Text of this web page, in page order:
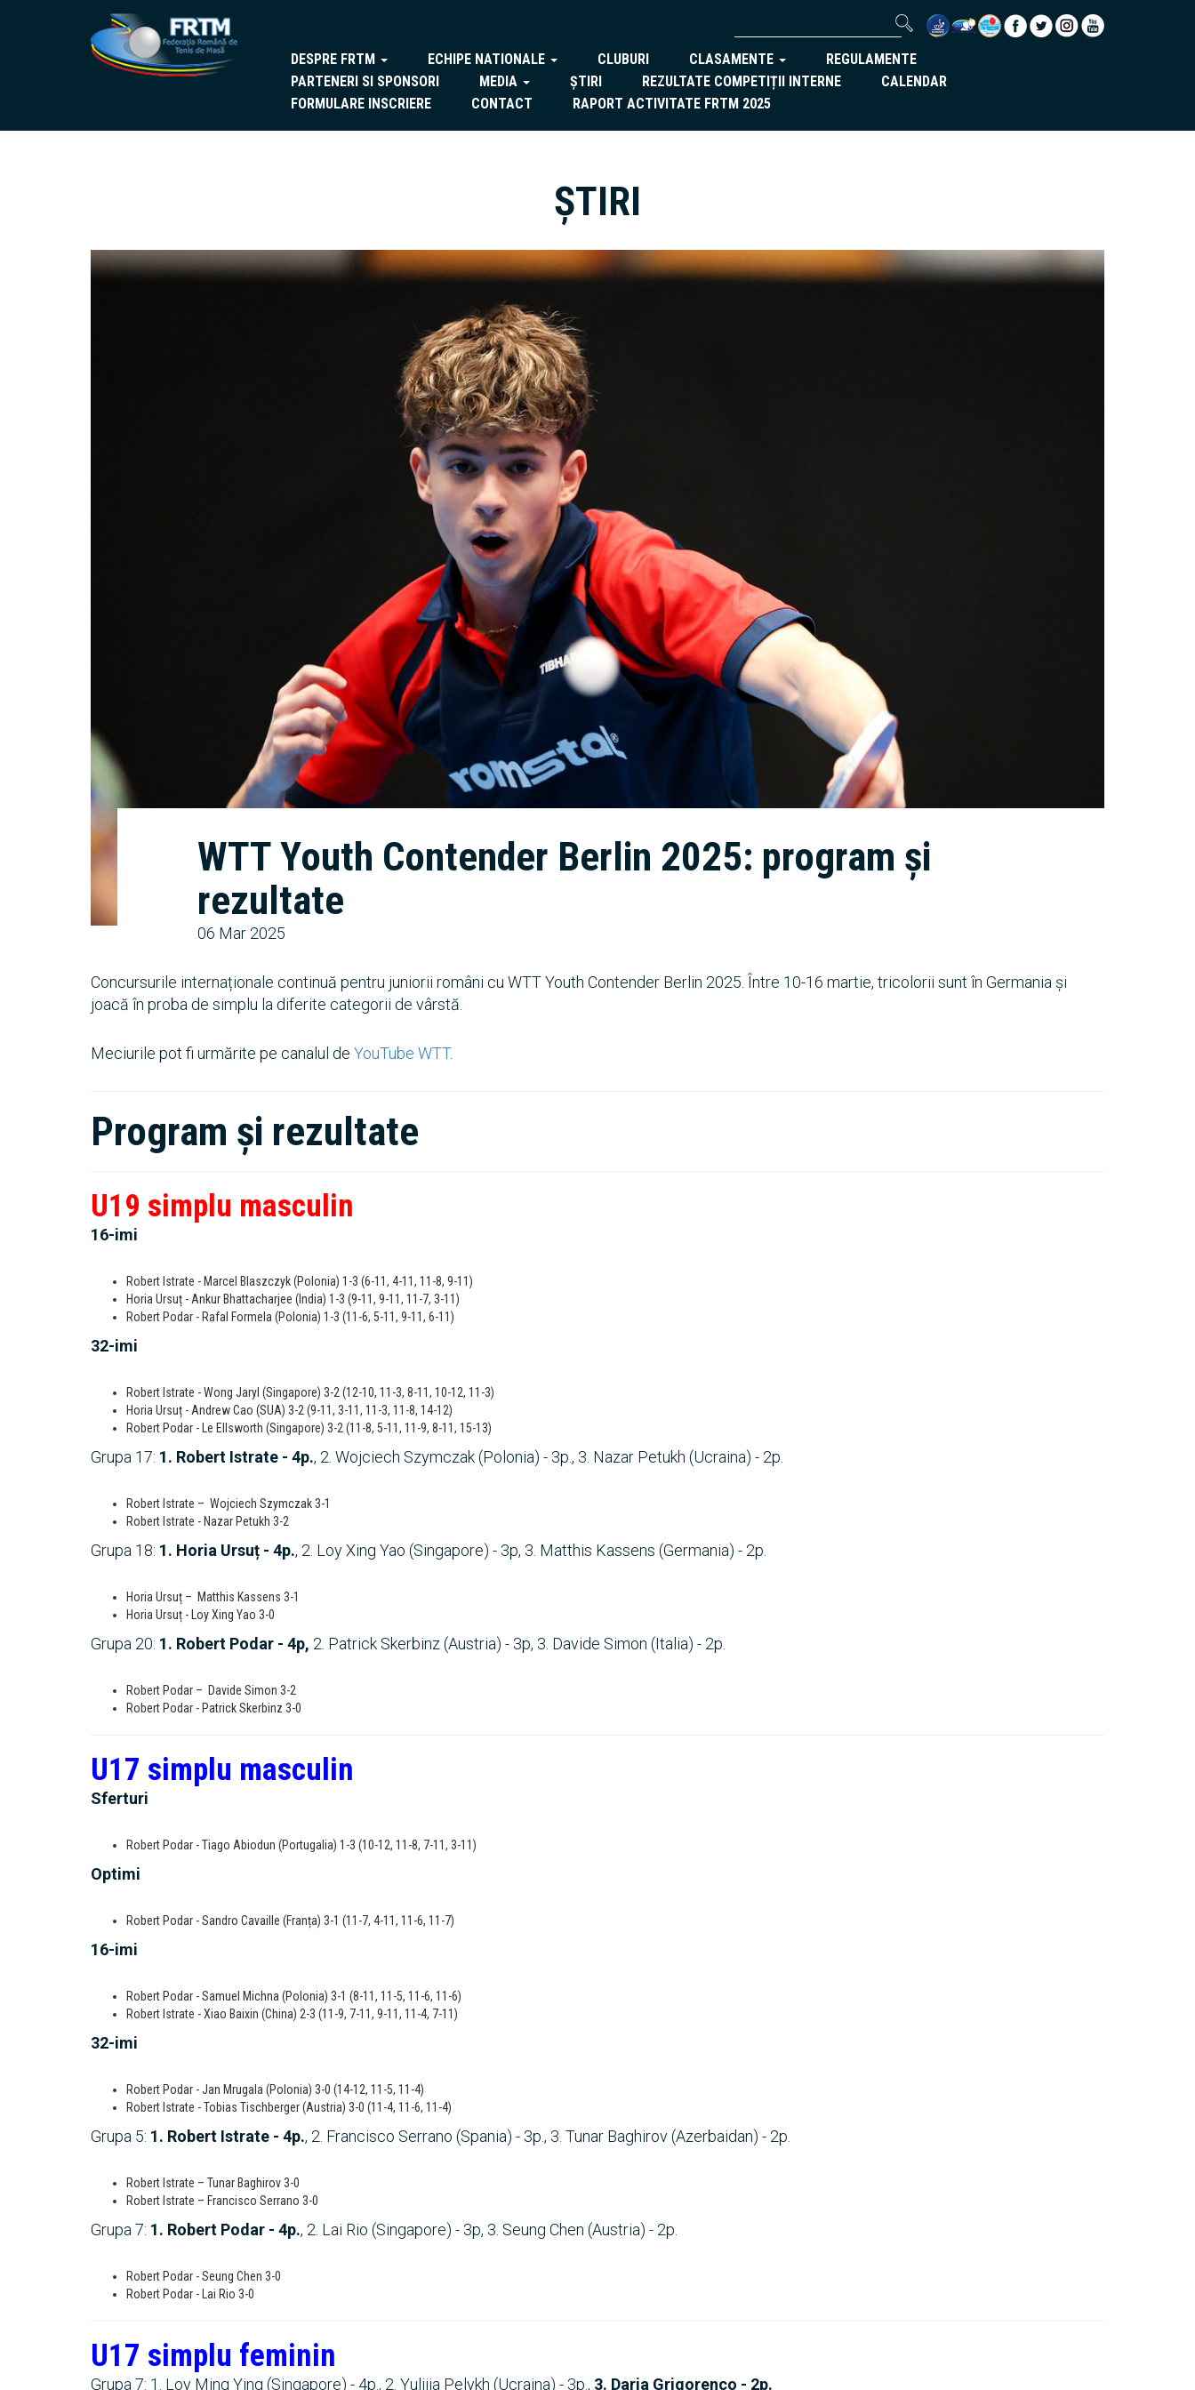
DESPRE FRTM ECHIPE NATIONALE CLUBURI CLASAMENTE
REGULAMENTE
PARTENERI SI SPONSORI
MEDIA ȘTIRI REZULTATE COMPETIȚII INTERNE
CALENDAR
FORMULARE INSCRIERE
CONTACT RAPORT ACTIVITATE FRTM 2025
ȘTIRI
WTT Youth Contender Berlin 2025: program și
rezultate
06 Mar 2025
Concursurile internaționale continuă pentru juniorii români cu WTT Youth Contender Berlin 2025. Între 10-16 martie, tricolorii sunt în Germania și
joacă în proba de simplu la diferite categorii de vârstă.
Meciurile pot fi urmărite pe canalul de YouTube WTT.
Program și rezultate
U19 simplu masculin
16-imi
Robert Istrate - Marcel Blaszczyk (Polonia) 1-3 (6-11, 4-11, 11-8, 9-11)
Horia Ursuț - Ankur Bhattacharjee (India) 1-3 (9-11, 9-11, 11-7, 3-11)
Robert Podar - Rafal Formela (Polonia) 1-3 (11-6, 5-11, 9-11, 6-11)
32-imi
Robert Istrate - Wong Jaryl (Singapore) 3-2 (12-10, 11-3, 8-11, 10-12, 11-3)
Horia Ursuț - Andrew Cao (SUA) 3-2 (9-11, 3-11, 11-3, 11-8, 14-12)
Robert Podar - Le Ellsworth (Singapore) 3-2 (11-8, 5-11, 11-9, 8-11, 15-13)
Grupa 17: 1. Robert Istrate - 4p., 2. Wojciech Szymczak (Polonia) - 3p., 3. Nazar Petukh (Ucraina) - 2p.
Robert Istrate – Wojciech Szymczak 3-1
Robert Istrate - Nazar Petukh 3-2
Grupa 18: 1. Horia Ursuț - 4p., 2. Loy Xing Yao (Singapore) - 3p, 3. Matthis Kassens (Germania) - 2p.
Horia Ursuț – Matthis Kassens 3-1
Horia Ursuț - Loy Xing Yao 3-0
Grupa 20: 1. Robert Podar - 4p, 2. Patrick Skerbinz (Austria) - 3p, 3. Davide Simon (Italia) - 2p.
Robert Podar – Davide Simon 3-2
Robert Podar - Patrick Skerbinz 3-0
U17 simplu masculin
Sferturi
Robert Podar - Tiago Abiodun (Portugalia) 1-3 (10-12, 11-8, 7-11, 3-11)
Optimi
Robert Podar - Sandro Cavaille (Franța) 3-1 (11-7, 4-11, 11-6, 11-7)
16-imi
Robert Podar - Samuel Michna (Polonia) 3-1 (8-11, 11-5, 11-6, 11-6)
Robert Istrate - Xiao Baixin (China) 2-3 (11-9, 7-11, 9-11, 11-4, 7-11)
32-imi
Robert Podar - Jan Mrugala (Polonia) 3-0 (14-12, 11-5, 11-4)
Robert Istrate - Tobias Tischberger (Austria) 3-0 (11-4, 11-6, 11-4)
Grupa 5: 1. Robert Istrate - 4p., 2. Francisco Serrano (Spania) - 3p., 3. Tunar Baghirov (Azerbaidan) - 2p.
Robert Istrate – Tunar Baghirov 3-0
Robert Istrate – Francisco Serrano 3-0
Grupa 7: 1. Robert Podar - 4p., 2. Lai Rio (Singapore) - 3p, 3. Seung Chen (Austria) - 2p.
Robert Podar - Seung Chen 3-0
Robert Podar - Lai Rio 3-0
U17 simplu feminin
Grupa 7: 1. Loy Ming Ying (Singapore) - 4p., 2. Yuliiia Pelykh (Ucraina) - 3p., 3. Daria Grigorenco - 2p.